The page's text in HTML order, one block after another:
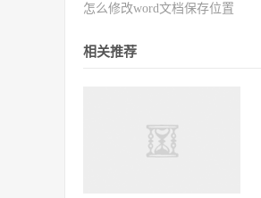
怎么修改word文档保存位置
相关推荐